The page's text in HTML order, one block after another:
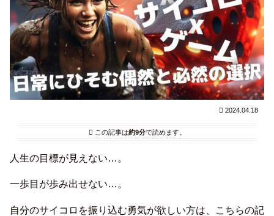
2024.04.18
この記事は約9分で読めます。
人生の目標が見えない…。
一歩目が歩み出せない…。
自分のサイコロを振り込む勇気が欲しい方は、こちらの記